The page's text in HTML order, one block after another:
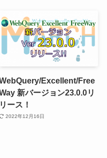
Excellent/Free
新バージョン23.0.0リ
リース！
2022年12月16日